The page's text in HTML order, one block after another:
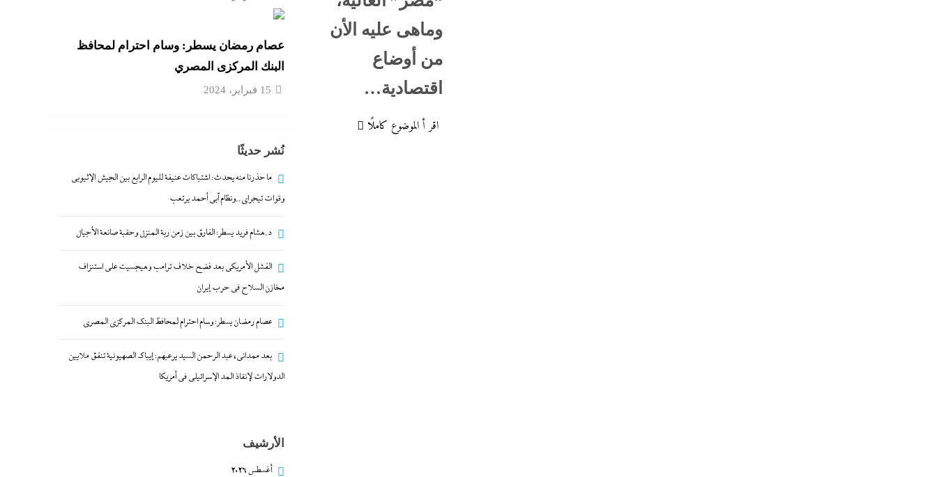
وماهى عليه الأن
من أوضاع
اقتصادية…
اقر أ الموضوع كاملًا
عصام رمضان يسطر: وسام احترام لمحافظ
البنك المركزى المصري
15 فبراير، 2024
نُشر حديثًا
ما حذرنا منه يحدث: اشتباكات عنيفة لليوم الرابع بين الجيش الإثيوبي
وقوات تيجراي..ونظام آبي أحمد يرتعب
د.هشام فريد يسطر: الفارق بين زمن ربة المنزل وحقبة صانعة الأجيال
الفشل الأمريكي بعد فضح خلاف ترامب وهيجسيت على استنزاف
مخازن السلاح في حرب إيران
عصام رمضان يسطر: وسام احترام لمحافظ البنك المركزى المصري
بعد ممدانى، عبد الرحمن السيد يرعبهم: إيباك الصهيونية تنفق ملايين
الدولارات لإنقاذ المد الإسرائيلي في أمريكا
الأرشيف
أغسطس 2026